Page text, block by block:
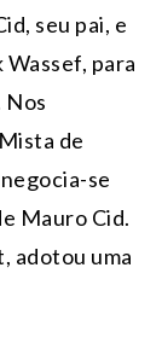
seu pai, e
para
Nos
de
se
Mauro Cid.
adotou uma